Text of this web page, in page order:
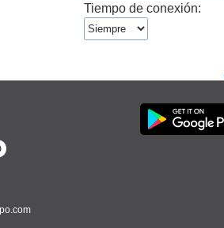
Tiempo de conexión: